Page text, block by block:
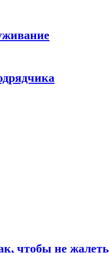
чтобы не жалеть